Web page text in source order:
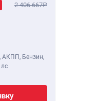
2 406 667
, АКПП, Бензин,